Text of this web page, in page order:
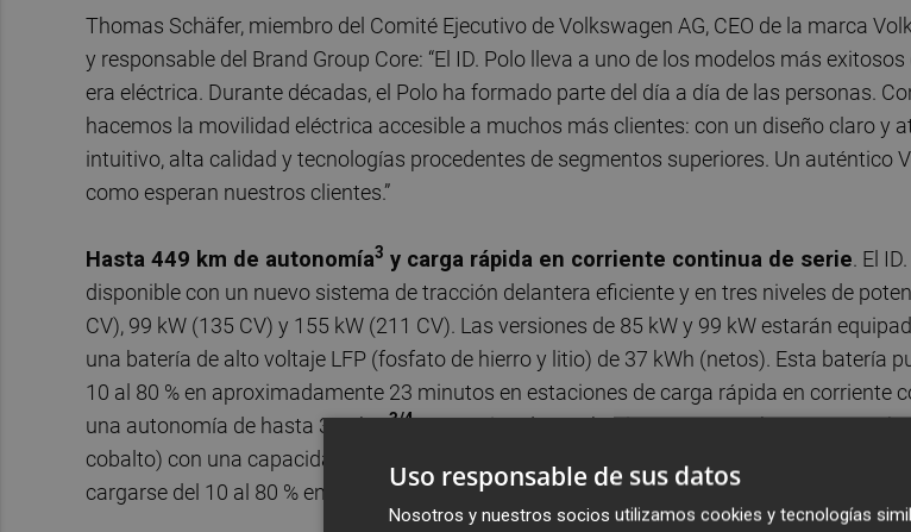
Thomas Schäfer, miembro del Comité Ejecutivo de Volkswagen AG, CEO de la marca
y responsable del Brand Group Core: “El ID. Polo lleva a uno de los modelos más
era eléctrica. Durante décadas, el Polo ha formado parte del día a día de las personas.
hacemos la movilidad eléctrica accesible a muchos más clientes: con un diseño claro y
intuitivo, alta calidad y tecnologías procedentes de segmentos superiores. Un auténtico
como esperan nuestros clientes.”
Hasta 449 km de autonomía3 y carga rápida en corriente continua de serie. El
disponible con un nuevo sistema de tracción delantera eficiente y en tres niveles de
CV), 99 kW (135 CV) y 155 kW (211 CV). Las versiones de 85 kW y 99 kW estarán
una batería de alto voltaje LFP (fosfato de hierro y litio) de 37 kWh (netos). Esta batería
10 al 80 % en aproximadamente 23 minutos en estaciones de carga rápida en corriente
una autonomía de hasta 329 km3/4. La versión de 155 kW incorpora una batería NMC
cobalto) con una capacidad de 52 kWh (netos), permite alcanzar autonomías de hasta
cargarse del 10 al 80 % en aproximadamente 24 minutos en estaciones de carga en
Uso responsable de sus datos
Nosotros y nuestros socios utilizamos cookies y tecnologías